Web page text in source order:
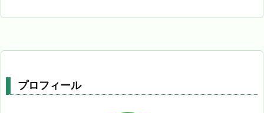
プロフィール